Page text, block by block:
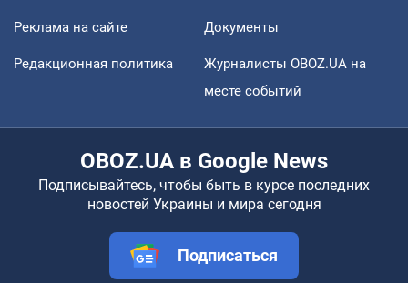
Реклама на сайте Документы
Редакционная политика
Журналисты OBOZ.UA на
месте событий
OBOZ.UA в Google News
Подписывайтесь, чтобы быть в курсе последних
новостей Украины и мира сегодня
Подписаться